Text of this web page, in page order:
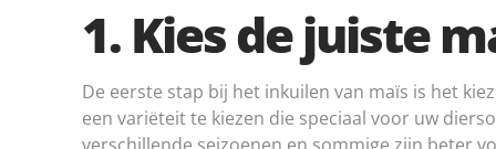
1. Kies de juiste
De eerste stap bij het inkuilen van maïs is het
een variëteit te kiezen die speciaal voor uw